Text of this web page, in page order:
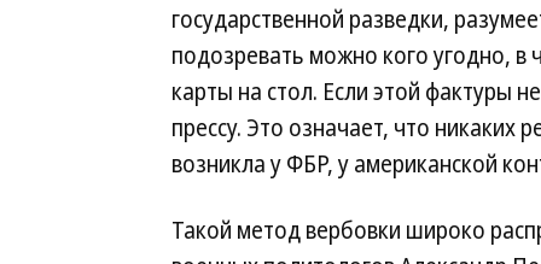
государственной разведки,
подозревать можно кого угодно, в
карты на стол. Если этой фактуры
прессу. Это означает, что никаких
возникла у ФБР, у американской
Такой метод вербовки широко